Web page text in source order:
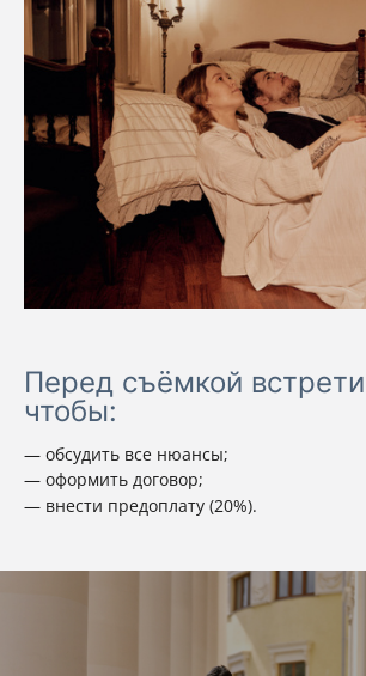
Перед съёмкой
чтобы:
обсудить все нюансы;
оформить договор;
внести предоплату (20%).